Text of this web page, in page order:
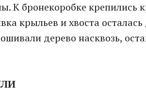
К бронекоробке крепились
крыльев и хвоста
дерево насквозь,